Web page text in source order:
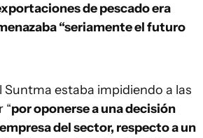
de pescado era
“seriamente el futuro
Suntma estaba impidiendo a las
“por oponerse a una decisión
del sector, respecto a un